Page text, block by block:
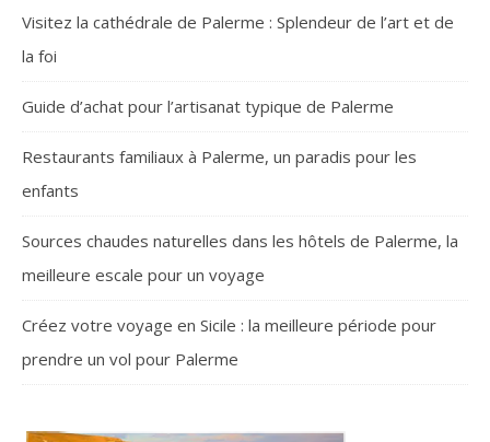
Visitez la cathédrale de Palerme : Splendeur de l’art et de
la foi
Guide d’achat pour l’artisanat typique de Palerme
Restaurants familiaux à Palerme, un paradis pour les
enfants
Sources chaudes naturelles dans les hôtels de Palerme, la
meilleure escale pour un voyage
Créez votre voyage en Sicile : la meilleure période pour
prendre un vol pour Palerme